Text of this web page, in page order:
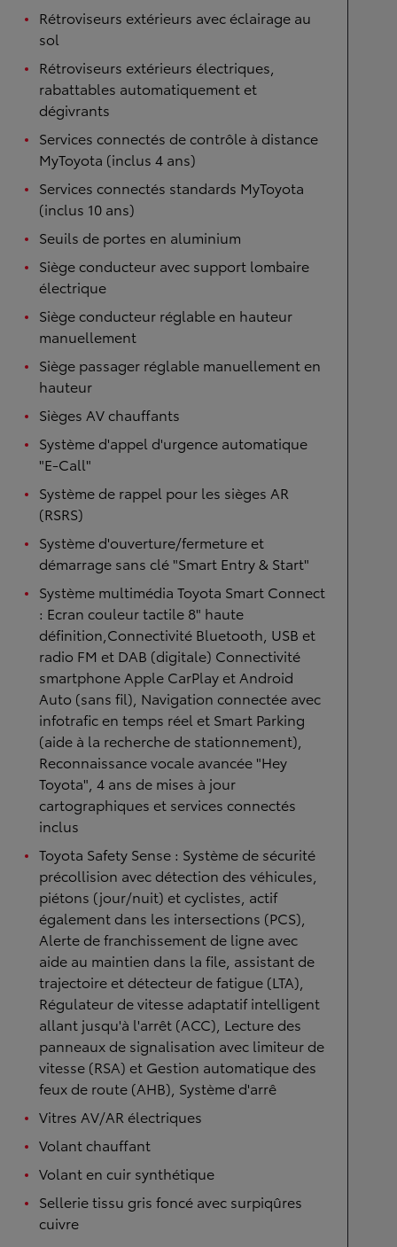
Rétroviseurs extérieurs avec éclairage au
sol
Rétroviseurs extérieurs électriques,
rabattables automatiquement et
dégivrants
Services connectés de contrôle à distance
MyToyota (inclus 4 ans)
Services connectés standards MyToyota
(inclus 10 ans)
Seuils de portes en aluminium
Siège conducteur avec support lombaire
électrique
Siège conducteur réglable en hauteur
manuellement
Siège passager réglable manuellement en
hauteur
Sièges AV chauffants
Système d'appel d'urgence automatique
"E-Call"
Système de rappel pour les sièges AR
(RSRS)
Système d'ouverture/fermeture et
démarrage sans clé "Smart Entry & Start"
Système multimédia Toyota Smart Connect
: Ecran couleur tactile 8" haute
définition,Connectivité Bluetooth, USB et
radio FM et DAB (digitale) Connectivité
smartphone Apple CarPlay et Android
Auto (sans fil), Navigation connectée avec
infotrafic en temps réel et Smart Parking
(aide à la recherche de stationnement),
Reconnaissance vocale avancée "Hey
Toyota", 4 ans de mises à jour
cartographiques et services connectés
inclus
Toyota Safety Sense : Système de sécurité
précollision avec détection des véhicules,
piétons (jour/nuit) et cyclistes, actif
également dans les intersections (PCS),
Alerte de franchissement de ligne avec
aide au maintien dans la file, assistant de
trajectoire et détecteur de fatigue (LTA),
Régulateur de vitesse adaptatif intelligent
allant jusqu'à l'arrêt (ACC), Lecture des
panneaux de signalisation avec limiteur de
vitesse (RSA) et Gestion automatique des
feux de route (AHB), Système d'arrê
Vitres AV/AR électriques
Volant chauffant
Volant en cuir synthétique
Sellerie tissu gris foncé avec surpiqûres
cuivre